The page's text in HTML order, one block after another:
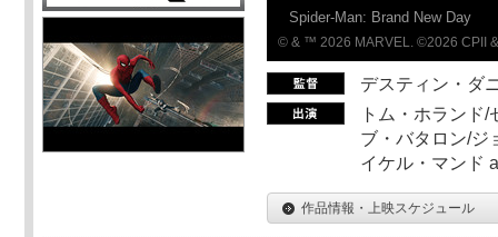
Spider-Man: Brand New Day
© & ™ 2026 MARVEL. ©2026 CPII
デスティン・ダ
トム・ホランド
ブ・バタロン/ジ
イケル・マンド
作品情報・上映スケジュール